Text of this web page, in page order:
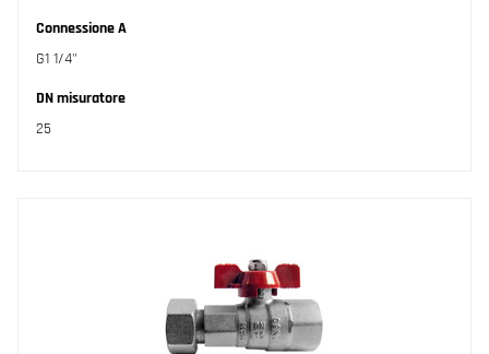
Connessione A
G1 1/4"
DN misuratore
25